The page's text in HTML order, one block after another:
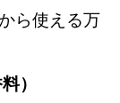
ら使える万
）